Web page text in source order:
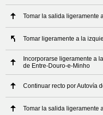
Tomar la salida ligeramente
Tomar ligeramente a la
Incorporarse ligeramente a
de Entre-Douro-e-Minho
Continuar recto por Autovía
Tomar la salida ligeramente